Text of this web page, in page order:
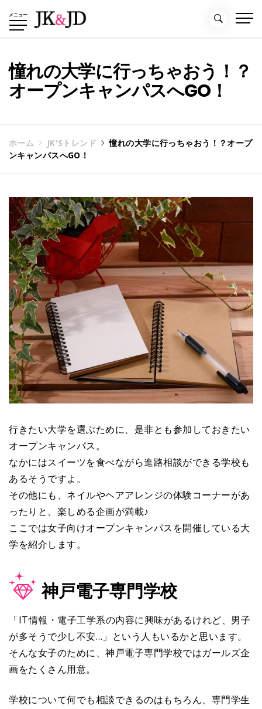
メニュー
憧れの大学に行っちゃおう！？
オープンキャンパスへGO！
ホーム JK'Sトレンド
憧れの大学に行っちゃおう！？オープ
ンキャンパスへGO！
行きたい大学を選ぶために、是非とも参加しておきたい
オープンキャンパス。
なかにはスイーツを食べながら進路相談ができる学校も
あるそうですよ。
その他にも、ネイルやヘアアレンジの体験コーナーがあ
ったりと、楽しめる企画が満載♪
ここでは女子向けオープンキャンパスを開催している大
学を紹介します。
神戸電子専門学校
「IT情報・電子工学系の内容に興味があるけれど、男子
が多そうで少し不安…」という人もいるかと思います。
そんな女子のために、神戸電子専門学校ではガールズ企
画をたくさん用意。
学校について何でも相談できるのはもちろん、専門学生